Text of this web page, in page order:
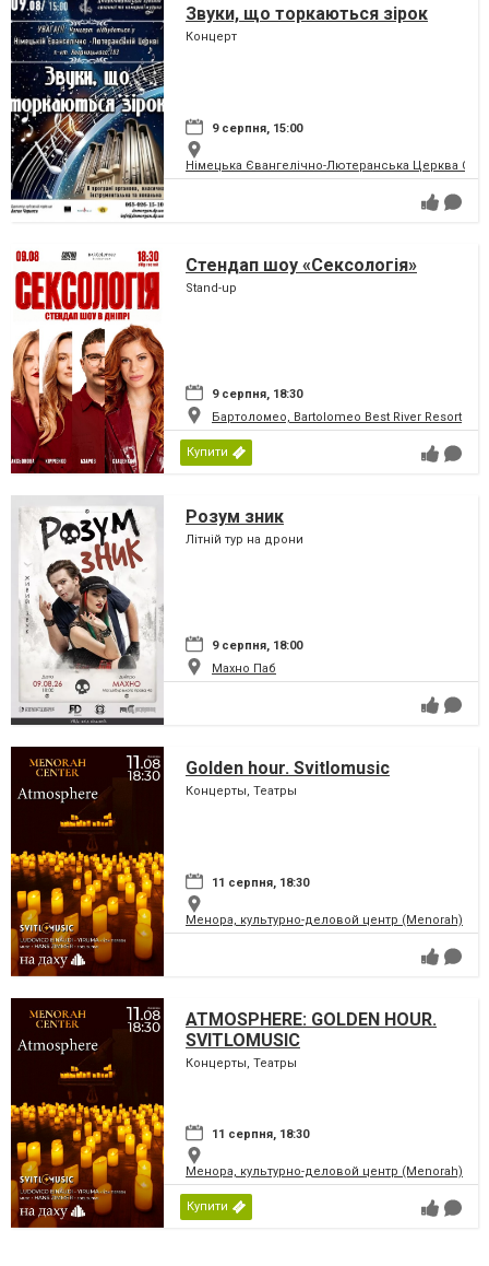
Звуки, що торкаються зірок
Концерт
9 серпня, 15:00
Німецька Євангелічно-Лютеранська Церква
Стендап шоу «Сексологія»
Stand-up
9 серпня, 18:30
Бартоломео, Bartolomeo Best River Resort
Купити
Розум зник
Літній тур на дрони
9 серпня, 18:00
Махно Паб
Golden hour. Svitlomusic
Концерты, Театры
11 серпня, 18:30
Менора, культурно-деловой центр (Menorah)
ATMOSPHERE: GOLDEN HOUR.
SVITLOMUSIC
Концерты, Театры
11 серпня, 18:30
Менора, культурно-деловой центр (Menorah)
Купити